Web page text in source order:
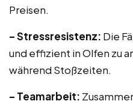
Preisen.
– Stressresistenz: Die
und effizient in Olfen zu
während Stoßzeiten.
– Teamarbeit: